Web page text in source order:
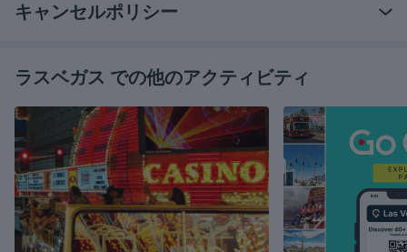
キャンセルポリシー
ラスベガス での他のアクティビティ